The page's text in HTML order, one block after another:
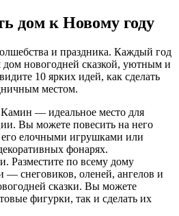
дом к Новому году
и праздника. Каждый год
дом новогодней сказкой, уютным и
10 ярких идей, как сделать
местом.
— идеальное место для
Вы можете повесить на него
его елочными игрушками или
фонарях.
Разместите по всему дому
— снеговиков, оленей, ангелов и
сказки. Вы можете
фигурки, так и сделать их